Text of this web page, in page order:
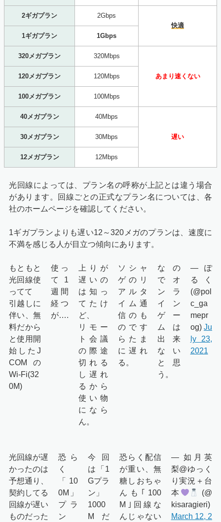
2ギガプラン
2Gbps
快適
1ギガプラン
1Gbps
320メガプラン 320Mbps
あまり速くない
120メガプラン 120Mbps
100メガプラン 100Mbps
40メガプラン 40Mbps
遅い
30メガプラン 30Mbps
12メガプラン 12Mbps
光回線によっては、プラン名の呼称が上記とは違う場合
があります。回線ごとの正式なプラン名については、各
社のホームページを確認してください。
1ギガプランよりも遅い12～320メガのプランは、速度に
不満を感じる人が目立つ傾向にあります。
もともと
光回線使
ってて
引越しに
伴い、無
料だから
と使用開
始したJ
COMの
Wi-Fi(32
0M)
使っ
て1
週間
経つ
が….
上りが
遅いの
は知っ
てたけ
ど、
リモー
ト会議
の際途
切れる
し遅れ
るから
使い物
になら
ん。
ソシャ
ゲのリ
アルタ
イム通
信のも
のです
らたま
に遅れ
る。
なの
でオ
ンラ
イン
ゲー
ムは
出来
ない
と思
う。
— ぽ
るく
(@pol
c_ga
mepr
og) Ju
ly 23,
2021
光回線が遅
かったのは
予想通り、
契約してる
回線が遅い
ものだった
恐ら
く
「10
0M」
プラ
ン
今回
は「1
Gプラ
ン」
1000
Mだ
恐らく配信
が重い、無
糖しおちゃ
んも｢100
M｣回線な
んじゃない
— 如月英
梨@ゆっく
り実況＋台
本
(@
kisaragieri)
March 12, 2